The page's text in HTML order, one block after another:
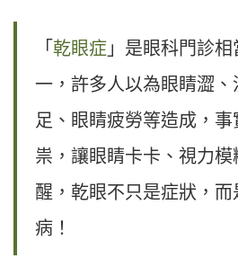
「 乾眼症 」是眼科門診
一，許多人以為眼睛澀
足、眼睛疲勞等造成，
祟，讓眼睛卡卡、視力
醒，乾眼不只是症狀，
病！